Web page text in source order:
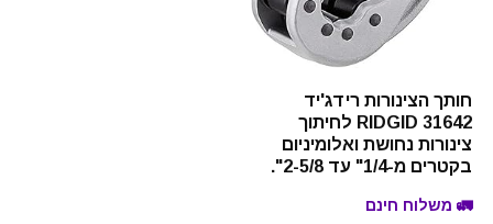
חותך הצינורות רידג'יד
RIDGID 31642 לחיתוך
צינורות נחושת ואלומיניום
בקטרים מ-1/4" עד 2-5/8".
🚛 משלוח חינם